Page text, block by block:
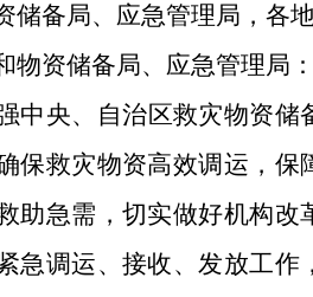
储备局、 应急管理局，各
物资储备局、 应急管理局
中央、自治区救灾物资储
保救灾物资高效调运，保
助急需，切实做好机构改
急调运、接收、发放工作